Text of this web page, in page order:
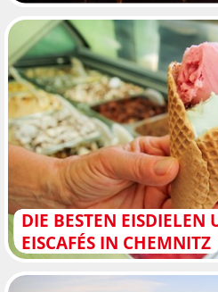
DIE BESTEN EISDIELEN
EISCAFÉS IN CHEMNITZ